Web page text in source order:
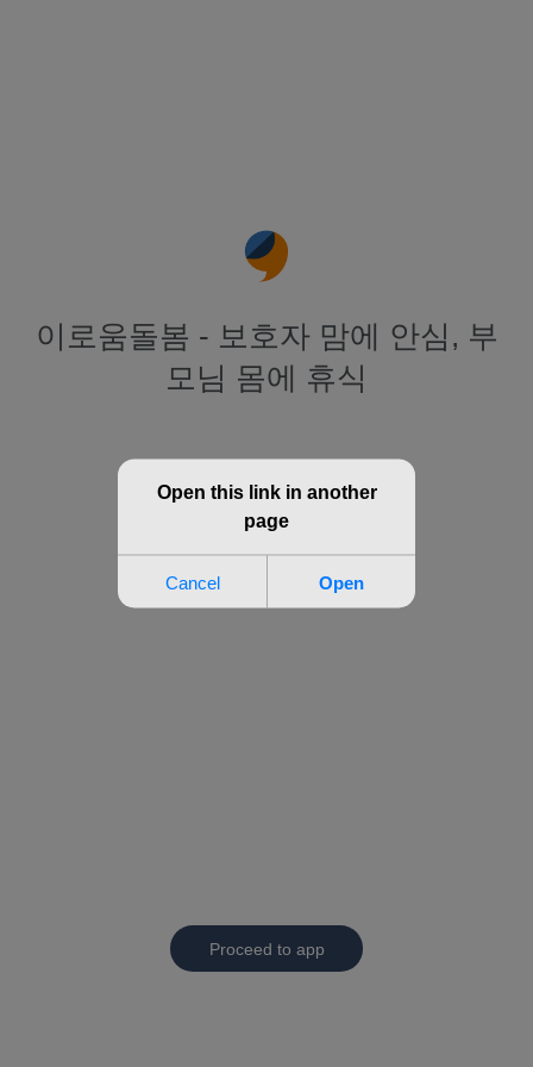
이로움돌봄 - 보호자 맘에 안심, 부
모님 몸에 휴식
Proceed to app